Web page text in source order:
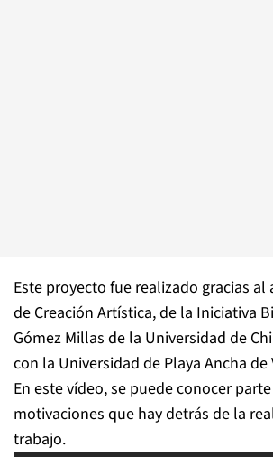
Este proyecto fue realizado gracias
de Creación Artística, de la Iniciativa
Gómez Millas de la Universidad de
con la Universidad de Playa Ancha de
En este vídeo, se puede conocer
motivaciones que hay detrás de la
trabajo.